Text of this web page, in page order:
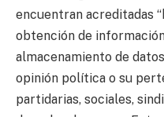
encuentran acreditadas
obtención de
almacenamiento de
opinión política o su
partidarias, sociales,